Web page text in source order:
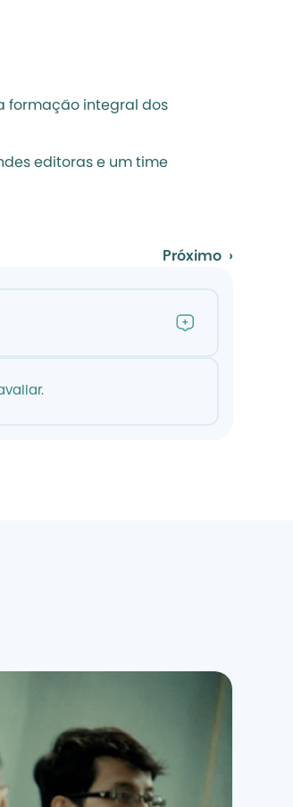
formação integral dos
editoras e um time
Próximo  ›